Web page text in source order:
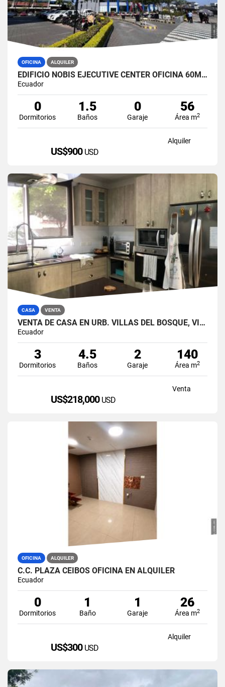
OFICINA ALQUILER
EDIFICIO NOBIS EJECUTIVE CENTER OFICINA 60M2 EN ALQUILER AMOBLADA
Ecuador
0
Dormitorios
1.5
Baños
0
Garaje
56
Área m2
Alquiler
US$900 USD
CASA VENTA
VENTA DE CASA EN URB. VILLAS DEL BOSQUE, VÍA A LA COSTA
Ecuador
3
Dormitorios
4.5
Baños
2
Garaje
140
Área m2
Venta
US$218,000 USD
OFICINA ALQUILER
C.C. PLAZA CEIBOS OFICINA EN ALQUILER
Ecuador
0
Dormitorios
1
Baño
1
Garaje
26
Área m2
Alquiler
US$300 USD